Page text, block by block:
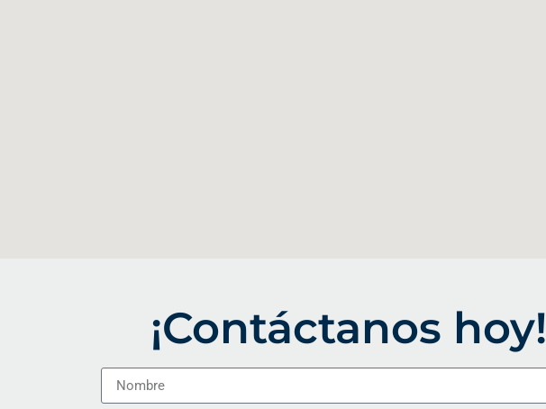
¡Contáctanos hoy!